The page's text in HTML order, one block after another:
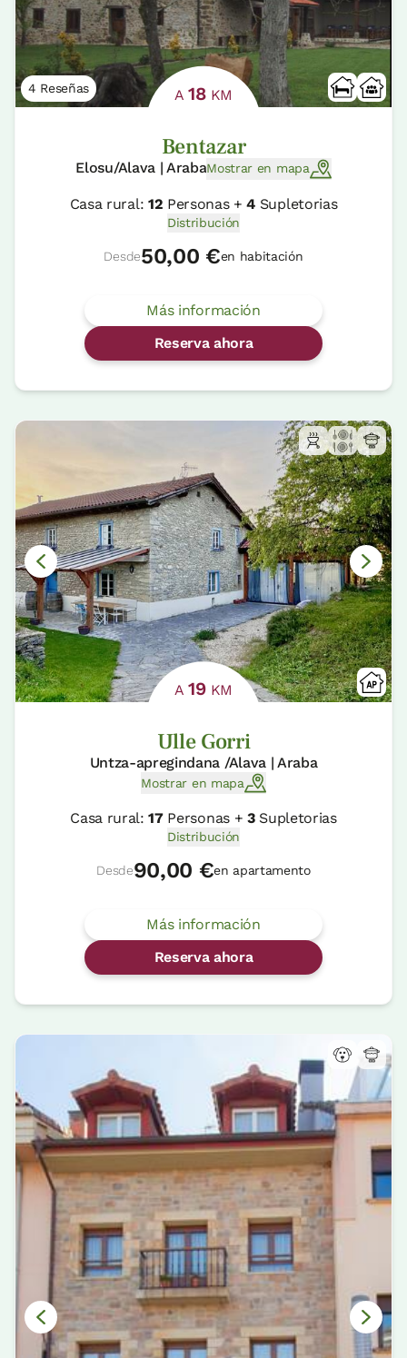
4 Reseñas A18KM
Bentazar
Elosu/Alava | ArabaMostrar en mapa
Casa rural: 12 Personas +4 Supletorias
Distribución
Desde50,00 €en habitación
Más información
Reserva ahora
A19KM
Ulle Gorri
Untza-apregindana /Alava | Araba
Mostrar en mapa
Casa rural:17Personas + 3Supletorias
Distribución
Desde90,00 €en apartamento
Más información
Reserva ahora